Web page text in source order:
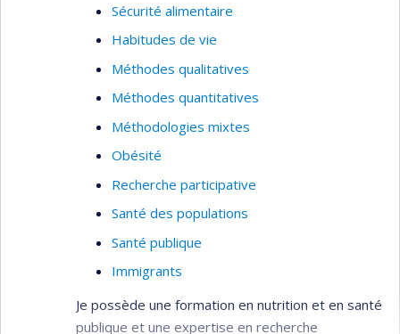
Sécurité alimentaire
Habitudes de vie
Méthodes qualitatives
Méthodes quantitatives
Méthodologies mixtes
Obésité
Recherche participative
Santé des populations
Santé publique
Immigrants
Je possède une formation en nutrition et en santé
publique et une expertise en recherche